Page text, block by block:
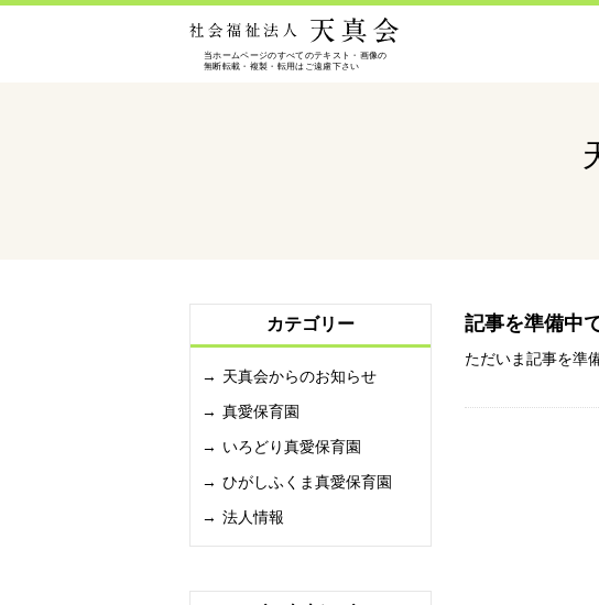
記事を準備中
ただいま記事を準
カテゴリー
天真会からのお知らせ
真愛保育園
いろどり真愛保育園
ひがしふくま真愛保育園
法人情報